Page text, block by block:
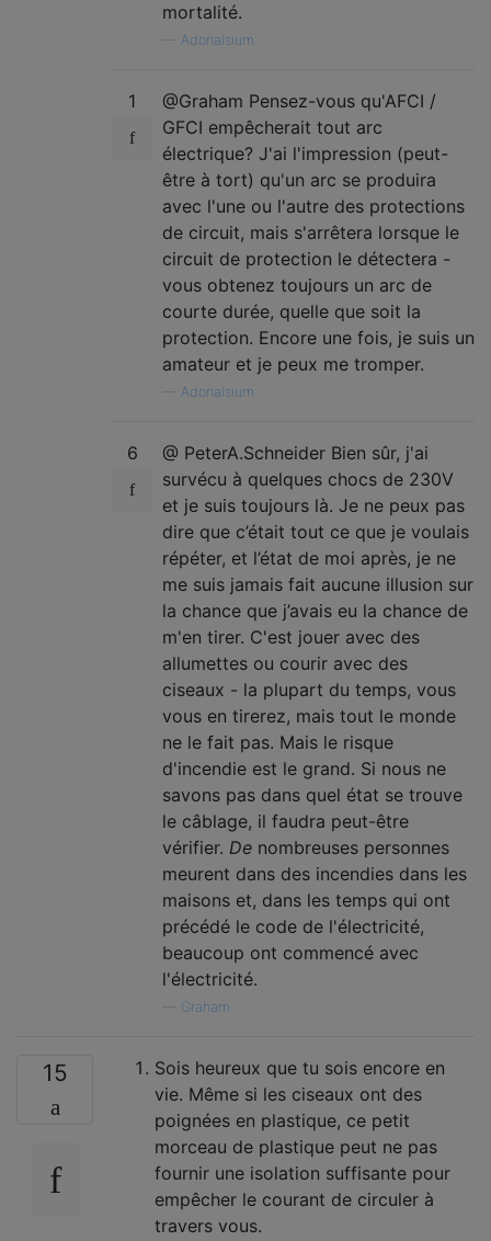
mortalité.
Adonalsium
1
@Graham Pensez-vous qu'AFCI /
GFCI empêcherait tout arc
électrique? J'ai l'impression (peut-
être à tort) qu'un arc se produira
avec l'une ou l'autre des protections
de circuit, mais s'arrêtera lorsque le
circuit de protection le détectera -
vous obtenez toujours un arc de
courte durée, quelle que soit la
protection. Encore une fois, je suis un
amateur et je peux me tromper.
Adonalsium
6
@ PeterA.Schneider Bien sûr, j'ai
survécu à quelques chocs de 230V
et je suis toujours là. Je ne peux pas
dire que c’était tout ce que je voulais
répéter, et l’état de moi après, je ne
me suis jamais fait aucune illusion sur
la chance que j’avais eu la chance de
m'en tirer. C'est jouer avec des
allumettes ou courir avec des
ciseaux - la plupart du temps, vous
vous en tirerez, mais tout le monde
ne le fait pas. Mais le risque
d'incendie est le grand. Si nous ne
savons pas dans quel état se trouve
le câblage, il faudra peut-être
vérifier. De nombreuses personnes
meurent dans des incendies dans les
maisons et, dans les temps qui ont
précédé le code de l'électricité,
beaucoup ont commencé avec
l'électricité.
Graham
15
Sois heureux que tu sois encore en
vie. Même si les ciseaux ont des
poignées en plastique, ce petit
morceau de plastique peut ne pas
fournir une isolation suffisante pour
empêcher le courant de circuler à
travers vous.